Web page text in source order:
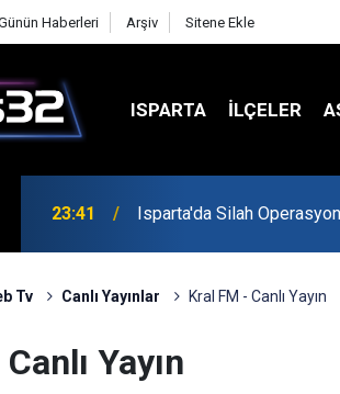
Haberleri Arşiv Sitene Ekle
ISPARTA İLÇELER
23:21 6 Mart Spor Salonu
Tv Canlı Yayınlar Kral FM - Canlı Yayın
Yayın